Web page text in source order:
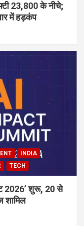
23,800 के नीचे;
में हड़कंप
INDIA
TECH
2026’ शुरू, 20 से
शामिल